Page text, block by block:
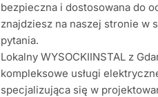
bezpieczna i dostosowana do
znajdziesz na naszej stronie w
pytania.
Lokalny WYSOCKIINSTAL z
kompleksowe usługi
specjalizująca się w